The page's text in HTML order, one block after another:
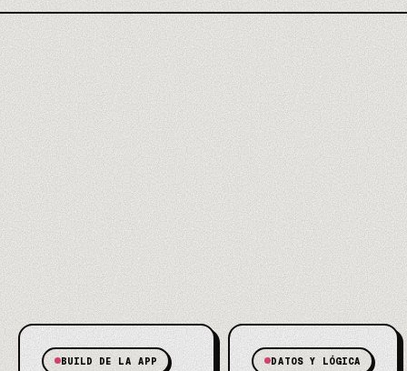
BUILD DE LA APP DATOS Y LÓGICA